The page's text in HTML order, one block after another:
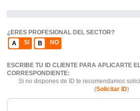
¿ERES PROFESIONAL DEL SECTOR?
A
SI B NO
ESCRIBE TU ID CLIENTE PARA APLICARTE
CORRESPONDIENTE:
Si no dispones de ID te recomendamos
(Solicitar ID)